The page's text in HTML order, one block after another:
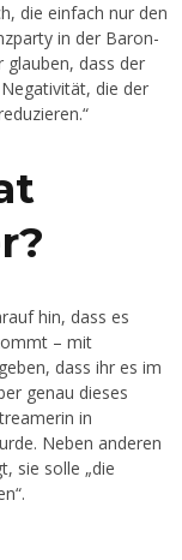
die einfach nur den
in der Baron-
glauben, dass der
die der
hin, dass es
– mit
dass ihr es im
genau dieses
in
Neben anderen
sie solle „die